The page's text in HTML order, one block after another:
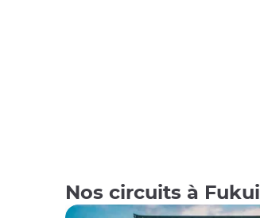
Nos circuits à Fukui